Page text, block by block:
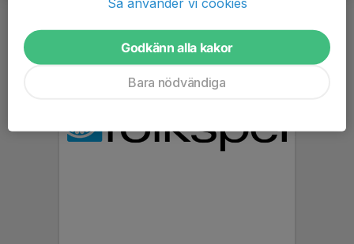
Godkänn alla kakor
Bara nödvändiga